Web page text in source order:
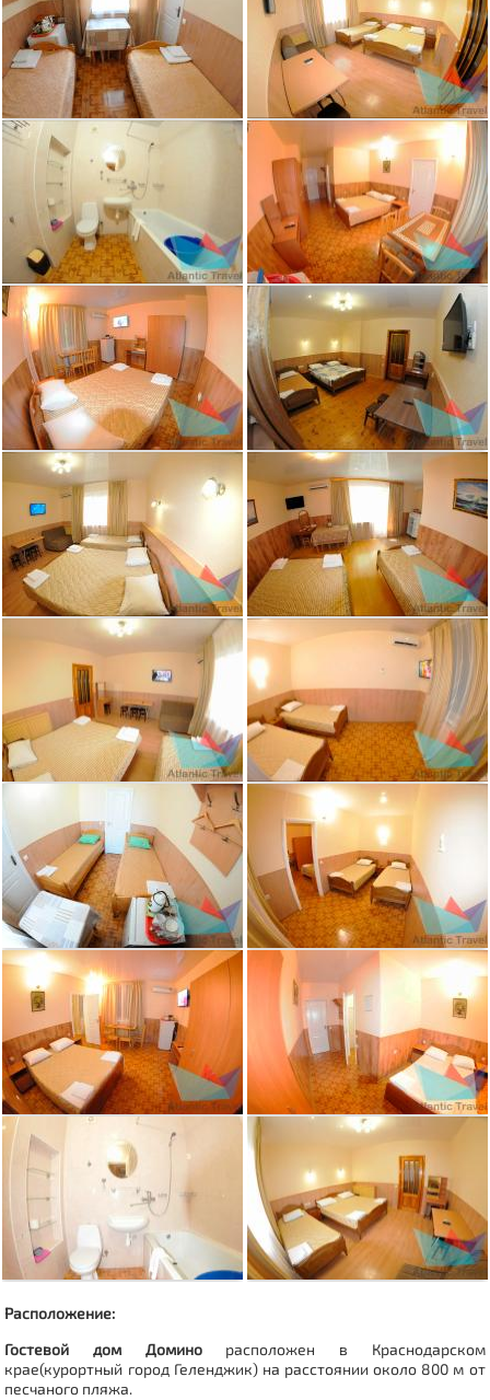
Расположение:
Гостевой дом Доминорасположен в Краснодарском
крае(курортный город Геленджик) на расстоянии около 800 м от
песчаного пляжа.